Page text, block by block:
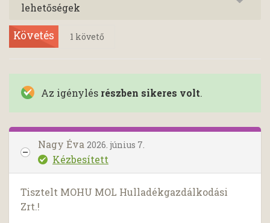
lehetőségek
Követés 1 követő
Az igénylés részben sikeres volt.
Nagy Éva 2026. június 7.
Kézbesített
Tisztelt MOHU MOL Hulladékgazdálkodási
Zrt.!